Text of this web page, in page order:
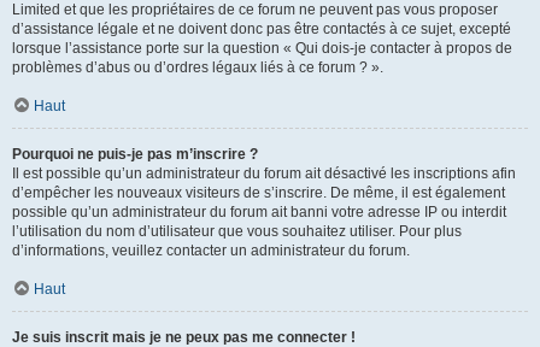
Limited et que les propriétaires de ce forum ne peuvent pas vous proposer
d’assistance légale et ne doivent donc pas être contactés à ce sujet, excepté
lorsque l’assistance porte sur la question « Qui dois-je contacter à propos de
problèmes d’abus ou d’ordres légaux liés à ce forum ? ».
Haut
Pourquoi ne puis-je pas m’inscrire ?
Il est possible qu’un administrateur du forum ait désactivé les inscriptions afin
d’empêcher les nouveaux visiteurs de s’inscrire. De même, il est également
possible qu’un administrateur du forum ait banni votre adresse IP ou interdit
l’utilisation du nom d’utilisateur que vous souhaitez utiliser. Pour plus
d’informations, veuillez contacter un administrateur du forum.
Haut
Je suis inscrit mais je ne peux pas me connecter !